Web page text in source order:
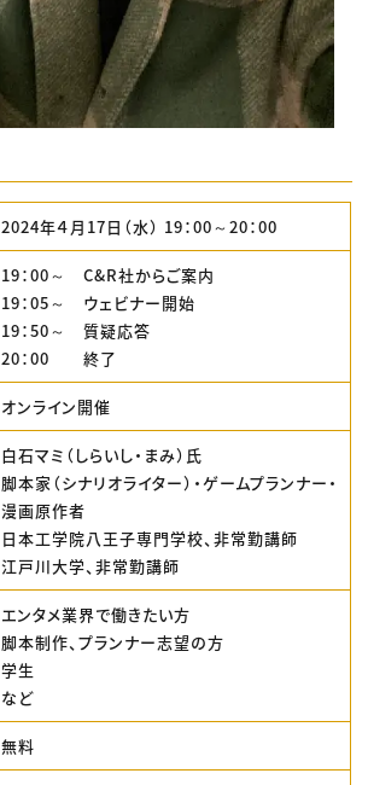
2024年４月17日（水） 19：00～20：00
19：00～ C&R社からご案内
19：05～ ウェビナー開始
19：50～ 質疑応答
20：00 終了
オンライン開催
白石マミ（しらいし・まみ）氏
脚本家（シナリオライター）・ゲームプランナー・
漫画原作者
日本工学院八王子専門学校、非常勤講師
江戸川大学、非常勤講師
エンタメ業界で働きたい方
脚本制作、プランナー志望の方
学生
など
無料